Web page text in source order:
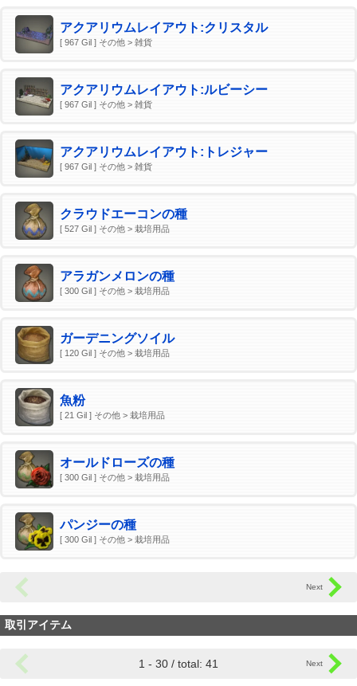
アクアリウムレイアウト:クリスタル
[ 967 Gil ] その他 > 雑貨
アクアリウムレイアウト:ルビーシー
[ 967 Gil ] その他 > 雑貨
アクアリウムレイアウト:トレジャー
[ 967 Gil ] その他 > 雑貨
クラウドエーコンの種
[ 527 Gil ] その他 > 栽培用品
アラガンメロンの種
[ 300 Gil ] その他 > 栽培用品
ガーデニングソイル
[ 120 Gil ] その他 > 栽培用品
魚粉
[ 21 Gil ] その他 > 栽培用品
オールドローズの種
[ 300 Gil ] その他 > 栽培用品
パンジーの種
[ 300 Gil ] その他 > 栽培用品
取引アイテム
1 - 30 / total: 41